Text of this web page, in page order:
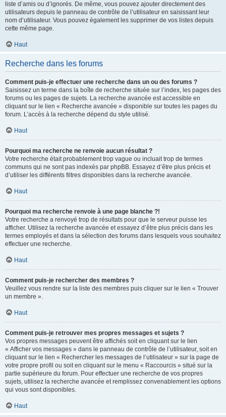
liste d’amis ou d’ignorés. De même, vous pouvez ajouter directement des
utilisateurs depuis le panneau de contrôle de l’utilisateur en saisissant leur
nom d’utilisateur. Vous pouvez également les supprimer de vos listes depuis
cette même page.
Haut
Recherche dans les forums
Comment puis-je effectuer une recherche dans un ou des forums ?
Saisissez un terme dans la boîte de recherche située sur l’index, les pages des
forums ou les pages de sujets. La recherche avancée est accessible en
cliquant sur le lien « Recherche avancée » disponible sur toutes les pages du
forum. L’accès à la recherche dépend du style utilisé.
Haut
Pourquoi ma recherche ne renvoie aucun résultat ?
Votre recherche était probablement trop vague ou incluait trop de termes
communs qui ne sont pas indexés par phpBB. Essayez d’être plus précis et
d’utiliser les différents filtres disponibles dans la recherche avancée.
Haut
Pourquoi ma recherche renvoie à une page blanche ?!
Votre recherche a renvoyé trop de résultats pour que le serveur puisse les
afficher. Utilisez la recherche avancée et essayez d’être plus précis dans les
termes employés et dans la sélection des forums dans lesquels vous souhaitez
effectuer une recherche.
Haut
Comment puis-je rechercher des membres ?
Veuillez vous rendre sur la liste des membres puis cliquer sur le lien « Trouver
un membre ».
Haut
Comment puis-je retrouver mes propres messages et sujets ?
Vos propres messages peuvent être affichés soit en cliquant sur le lien
« Afficher vos messages » dans le panneau de contrôle de l’utilisateur, soit en
cliquant sur le lien « Rechercher les messages de l’utilisateur » sur la page de
votre propre profil ou soit en cliquant sur le menu « Raccourcis » situé sur la
partie supérieure du forum. Pour effectuer une recherche de vos propres
sujets, utilisez la recherche avancée et remplissez convenablement les options
qui vous sont disponibles.
Haut